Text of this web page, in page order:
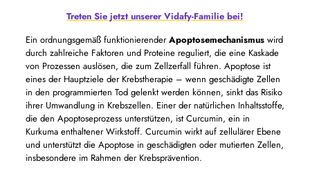
Treten Sie jetzt unserer Vidafy-Familie bei!
Ein ordnungsgemäß funktionierenderApoptosemechanismuswird
durch zahlreiche Faktoren und Proteine ​​reguliert, die eine Kaskade
von Prozessen auslösen, die zum Zellzerfall führen. Apoptose ist
eines der Hauptziele der Krebstherapie – wenn geschädigte Zellen
in den programmierten Tod gelenkt werden können, sinkt das Risiko
ihrer Umwandlung in Krebszellen. Einer der natürlichen Inhaltsstoffe,
die den Apoptoseprozess unterstützen, ist Curcumin, ein in
Kurkuma enthaltener Wirkstoff. Curcumin wirkt auf zellulärer Ebene
und unterstützt die Apoptose in geschädigten oder mutierten Zellen,
insbesondere im Rahmen der Krebsprävention.